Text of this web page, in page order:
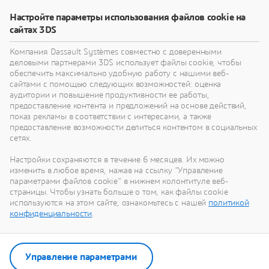
помогут вам переосмыслить свои изделия,
процессы и даже бизнес-модели для
реализации радикально новых устойчивых
инноваций.
Перейти к устойчивому развитию
Наши последние новости
Смотрите все пресс-релизы и материалы для
СМИ от Dassault Systèmes.
Перейти в отдел новостей
Настройте параметры использования файлов cookie на
сайтах 3DS
Компания Dassault Systèmes совместно с доверенными
деловыми партнерами 3DS использует файлы cookie, чтобы
обеспечить максимально удобную работу с нашими веб-
сайтами с помощью следующих возможностей: оценка
аудитории и повышение продуктивности ее работы,
предоставление контента и предложений на основе действий,
показ рекламы в соответствии с интересами, а также
предоставление возможности делиться контентом в социальных
сетях.
Настройки сохраняются в течение 6 месяцев. Их можно
изменить в любое время, нажав на ссылку "Управление
параметрами файлов cookie" в нижнем колонтитуле веб-
страницы. Чтобы узнать больше о том, как файлы cookie
используются на этом сайте, ознакомьтесь с нашей политикой
конфиденциальности.
Управление параметрами